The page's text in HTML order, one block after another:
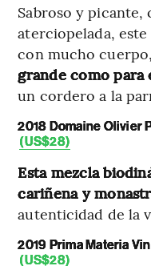
Sabroso y
aterciopelada,
con mucho cuerpo,
grande como
un cordero a la
2018 Domaine Olivier
(US$28)
Esta mezcla
cariñena y
autenticidad de la
2019 Prima Materia
(US$28)